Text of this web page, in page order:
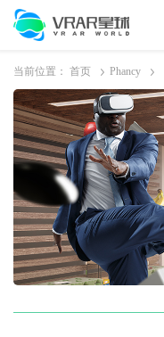
当前位置： 首页 Phancy